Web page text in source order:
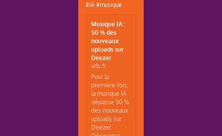
#IA #musique
Musique IA :
50 % des
nouveaux
uploads sur
Deezer
urls.fr
Pour la
première fois,
la musique IA
dépasse 50 %
des nouveaux
uploads sur
Deezer.